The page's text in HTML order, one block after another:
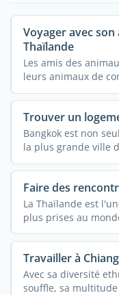
Voyager avec
Thaïlande
Les amis des
leurs animaux de
leur ...
Trouver un
Bangkok est non
la plus grande ville
Faire des
La Thaïlande est
plus prises au
Travailler à
Avec sa diversité
souffle, sa